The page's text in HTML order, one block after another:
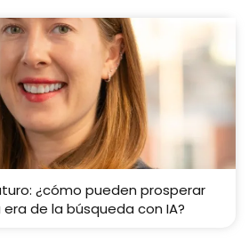
¿cómo pueden prosperar
de la búsqueda con IA?